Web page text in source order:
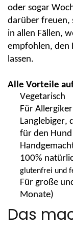
oder sogar
darüber freuen,
in allen Fällen,
empfohlen, den
lassen.
Alle Vorteile
Vegetarisch
Für
Langlebiger,
für den Hund
H
100%
glutenfrei und
Für große
Monate)
Das